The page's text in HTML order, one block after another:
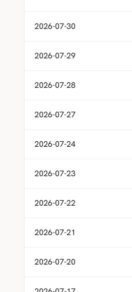
2026-07-30
2026-07-29
2026-07-28
2026-07-27
2026-07-24
2026-07-23
2026-07-22
2026-07-21
2026-07-20